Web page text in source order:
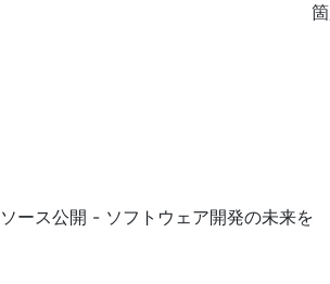
ース公開 - ソフトウェア開発の未来を